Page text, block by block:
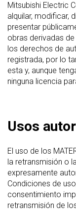
Mitsubishi Electric
alquilar, modificar,
presentar
obras derivadas de
los derechos de
registrada, por lo
esta y, aunque
ninguna licencia
Usos
El uso de los
la retransmisión o
expresamente
Condiciones de
consentimiento
retransmisión de